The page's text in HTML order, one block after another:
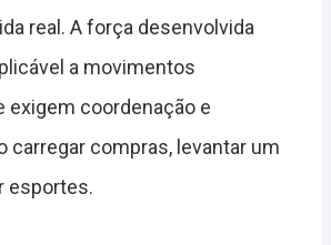
real. A força desenvolvida
a movimentos
exigem coordenação e
carregar compras, levantar um
esportes.